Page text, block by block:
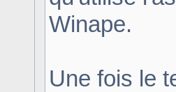
Winape.
Une fois le